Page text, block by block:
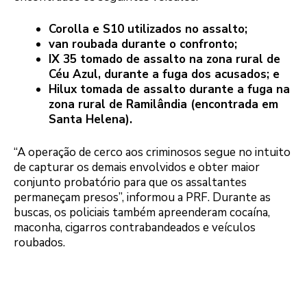
Corolla e S10 utilizados no assalto;
van roubada durante o confronto;
IX 35 tomado de assalto na zona rural de
Céu Azul, durante a fuga dos acusados; e
Hilux tomada de assalto durante a fuga na
zona rural de Ramilândia (encontrada em
Santa Helena).
“A operação de cerco aos criminosos segue no intuito
de capturar os demais envolvidos e obter maior
conjunto probatório para que os assaltantes
permaneçam presos”, informou a PRF. Durante as
buscas, os policiais também apreenderam cocaína,
maconha, cigarros contrabandeados e veículos
roubados.